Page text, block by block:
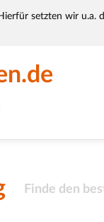
setzten wir
Finde den